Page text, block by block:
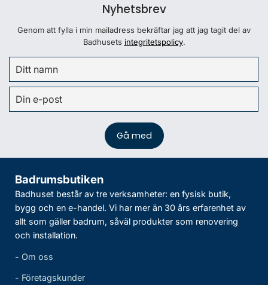
Nyhetsbrev
Genom att fylla i min mailadress bekräftar jag att jag tagit del av
Badhusets integritetspolicy.
Badrumsbutiken
Badhuset består av tre verksamheter: en fysisk butik,
bygg och en e-handel. Vi har mer än 30 års erfarenhet av
allt som gäller badrum, såväl produkter som renovering
och installation.
- Om oss
- Företagskunder